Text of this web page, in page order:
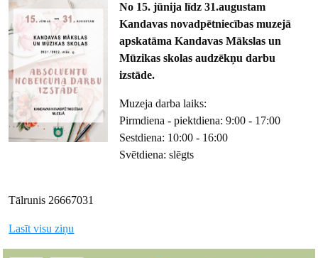
No 15. jūnija līdz 31.augustam
Kandavas novadpētniecības muzejā
apskatāmaKandavas Mākslas un
Mūzikas skolas audzēkņu darbu
izstāde.
Muzeja darba laiks:
Pirmdiena - piektdiena: 9:00 - 17:00
Sestdiena: 10:00 - 16:00
Svētdiena: slēgts
Tālrunis 26667031
Lasīt visu ziņu